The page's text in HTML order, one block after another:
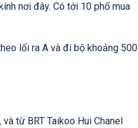
nơi đây. Có tới 10 phố mua
lối ra A và đi bộ khoảng 500
từ BRT Taikoo Hui Chanel